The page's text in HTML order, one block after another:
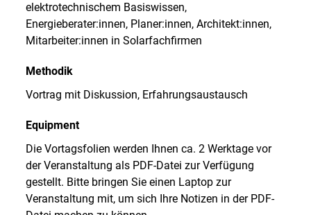
elektrotechnischem Basiswissen,
Energieberater:innen, Planer:innen, Architekt:innen,
Mitarbeiter:innen in Solarfachfirmen
Methodik
Vortrag mit Diskussion, Erfahrungsaustausch
Equipment
Die Vortagsfolien werden Ihnen ca. 2 Werktage vor
der Veranstaltung als PDF-Datei zur Verfügung
gestellt. Bitte bringen Sie einen Laptop zur
Veranstaltung mit, um sich Ihre Notizen in der PDF-